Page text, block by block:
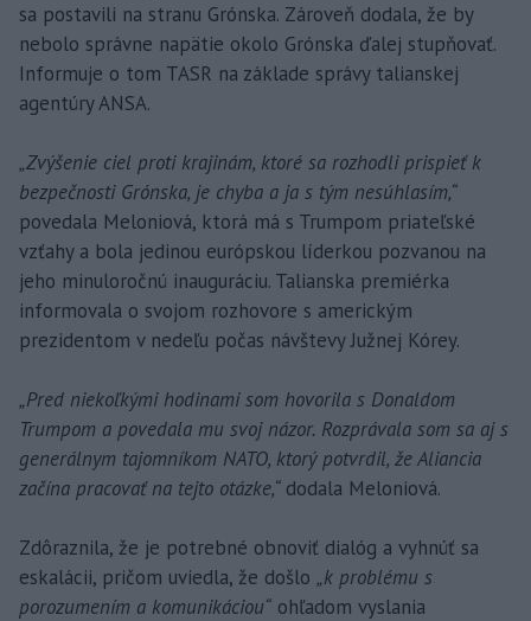
sa postavili na stranu Grónska. Zároveň dodala, že by
nebolo správne napätie okolo Grónska ďalej stupňovať.
Informuje o tom TASR na základe správy talianskej
agentúry ANSA.
„Zvýšenie ciel proti krajinám, ktoré sa rozhodli prispieť k
bezpečnosti Grónska, je chyba a ja s tým nesúhlasím,“
povedala Meloniová, ktorá má s Trumpom priateľské
vzťahy a bola jedinou európskou líderkou pozvanou na
jeho minuloročnú inauguráciu. Talianska premiérka
informovala o svojom rozhovore s americkým
prezidentom v nedeľu počas návštevy Južnej Kórey.
„Pred niekoľkými hodinami som hovorila s Donaldom
Trumpom a povedala mu svoj názor. Rozprávala som sa aj s
generálnym tajomníkom NATO, ktorý potvrdil, že Aliancia
začína pracovať na tejto otázke,“ dodala Meloniová.
Zdôraznila, že je potrebné obnoviť dialóg a vyhnúť sa
eskalácii, pričom uviedla, že došlo „k problému s
porozumením a komunikáciou“ ohľadom vyslania